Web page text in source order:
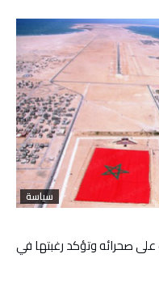
سياسة
على صحرائه وتؤكد رغبتها في